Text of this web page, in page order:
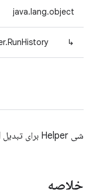
java.lang.object
↳
شی Helper برای تبدیل JSON.
خلاصه